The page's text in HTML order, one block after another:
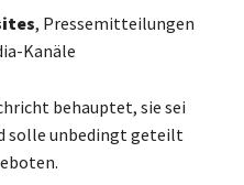
, Pressemitteilungen
Kanäle
behauptet, sie sei
solle unbedingt geteilt